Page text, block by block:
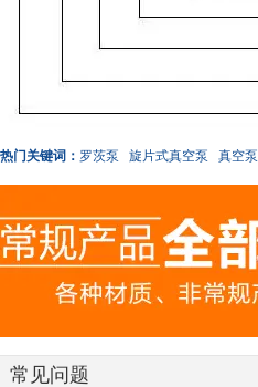
热门关键词： 罗茨泵 旋片式真空泵 真空泵
常见问题